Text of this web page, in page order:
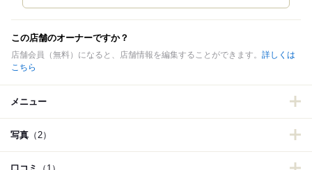
この店舗のオーナーですか？
店舗会員（無料）になると、店舗情報を編集することができます。 詳しくは
こちら
メニュー
写真 （2）